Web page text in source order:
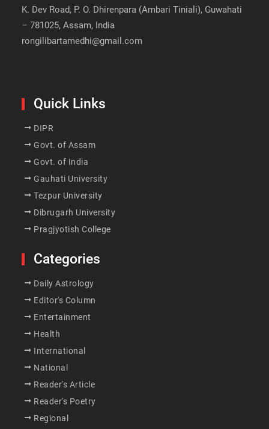
K. Dev Road, P. O. Dhirenpara (Ambari Tiniali), Guwahati
– 781025, Assam, India
rongilibartamedhi@gmail.com
Quick Links
DIPR
Govt. of Assam
Govt. of India
Gauhati University
Tezpur University
Dibrugarh University
Pragjyotish College
Categories
Daily Astrology
Editor's Column
Entertainment
Health
International
National
Reader's Article
Reader's Poetry
Regional